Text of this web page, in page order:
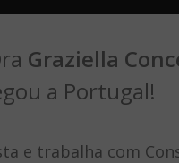
Graziella
a Portugal!
e trabalha com